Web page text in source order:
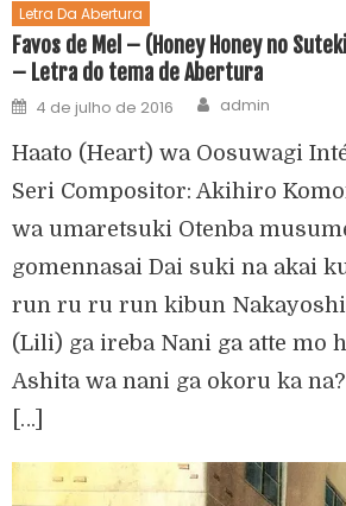
Letra Da Abertura
Favos de Mel – (Honey Honey no
– Letra do tema de Abertura
4 de julho de 2016 admin
Haato (Heart) wa Oosuwagi
Seri Compositor: Akihiro
wa umaretsuki Otenba
gomennasai Dai suki na akai
run ru ru run kibun
(Lili) ga ireba Nani ga atte mo
Ashita wa nani ga okoru ka
[…]